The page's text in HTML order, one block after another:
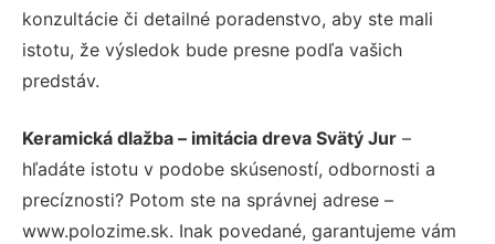
konzultácie či detailné poradenstvo, aby ste mali
istotu, že výsledok bude presne podľa vašich
predstáv.
Keramická dlažba – imitácia dreva Svätý Jur –
hľadáte istotu v podobe skúseností, odbornosti a
precíznosti? Potom ste na správnej adrese –
www.polozime.sk. Inak povedané, garantujeme vám